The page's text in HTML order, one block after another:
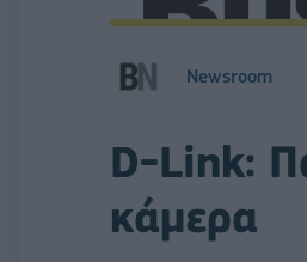
Newsroom
D-Link:
κάμερα